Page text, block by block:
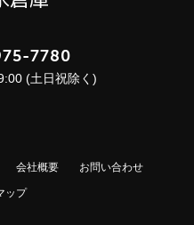
7780
(土日祝除く)
会社概要 お問い合わせ
ップ